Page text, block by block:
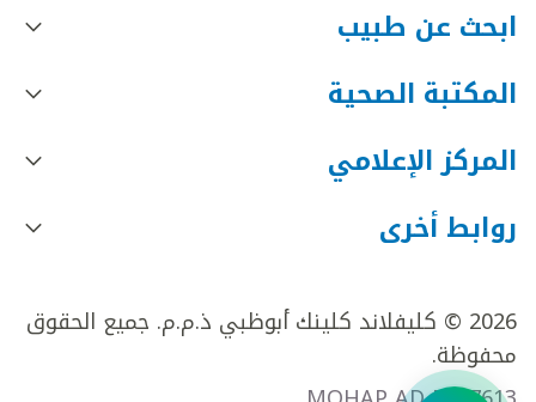
ابحث عن طبيب
المكتبة الصحية
المركز الإعلامي
روابط أخرى
2026 © كليفلاند كلينك أبوظبي ذ.م.م. جميع الحقوق
محفوظة.